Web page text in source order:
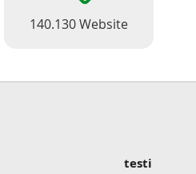
140.130 Website
testi